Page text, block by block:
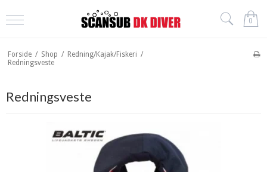
0
Forside / Shop / Redning/Kajak/Fiskeri /
Redningsveste
Redningsveste